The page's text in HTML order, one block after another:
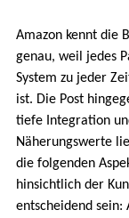
Amazon kennt die
genau, weil jedes
System zu jeder
ist. Die Post
tiefe Integration
Näherungswerte
die folgenden
hinsichtlich der
entscheidend